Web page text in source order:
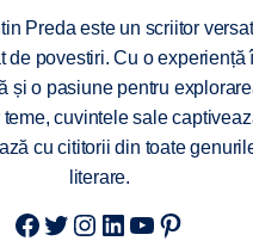
Preda este un scriitor
de povestiri. Cu o experiență
și o pasiune pentru
cuvintele sale
cu cititorii din toate
literare.
Twitter
Instagram
LinkedIn
YouTube
Pinterest